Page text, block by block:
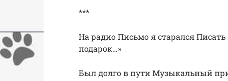
***
На радио Письмо я старался
подарок…»
Был долго в пути Музыкальный